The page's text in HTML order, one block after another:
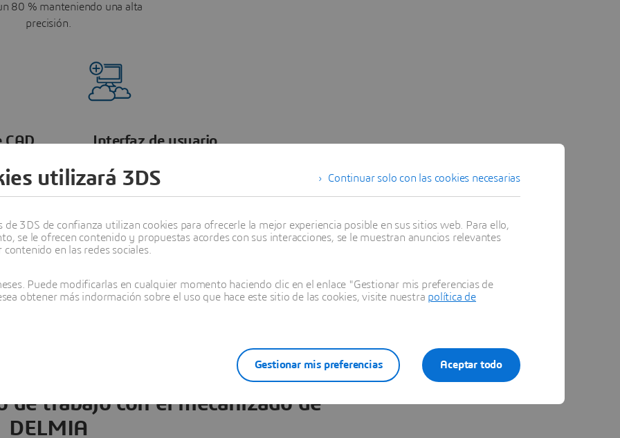
80 % manteniendo una alta
precisión.
CAD
por
El
las
de
Interfaz de usuario
El software de mecanizado CNC de
DELMIA ofrece una interfaz de
tipos de máquinas, lo que facilita la
adopción de nuevas máquinas CNC. Este
facilidad de uso, reduce el tiempo de
formación y mejora la eficiencia
de trabajo con el mecanizado de
DELMIA
Continuar solo con las cookies necesarias
utilizará 3DS
de 3DS de confianza utilizan cookies para ofrecerle la mejor experiencia posible en sus sitios web. Para ello,
se le ofrecen contenido y propuestas acordes con sus interacciones, se le muestran anuncios relevantes
en las redes sociales.
Puede modificarlas en cualquier momento haciendo clic en el enlace "Gestionar mis preferencias de
obtener más indormación sobre el uso que hace este sitio de las cookies, visite nuestra política de
Aceptar todo
Gestionar mis preferencias